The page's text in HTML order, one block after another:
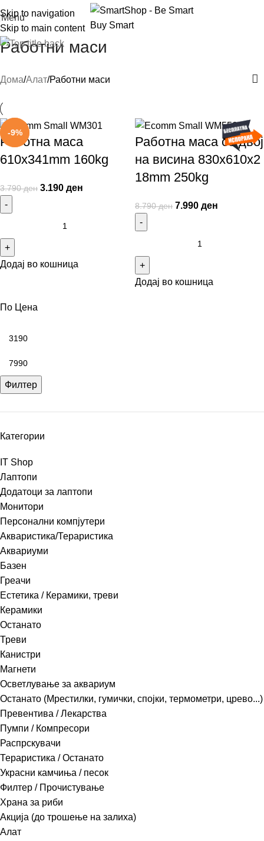
Skip to navigation
Skip to main content
Menu
Работни маси
По Цена
Филтер
Категории
IT Shop
Лаптопи
Додатоци за лаптопи
Монитори
Персонални компјутери
Акваристика/Тераристика
Аквариуми
Базен
Греачи
Естетика / Керамики, треви
Керамики
Останато
Треви
Канистри
Магнети
Осветлување за аквариум
Останато (Мрестилки, гумички, спојки, термометри, црево...)
Превентива / Лекарства
Пумпи / Компресори
Распрскувачи
Тераристика / Останато
Украсни камчиња / песок
Филтер / Прочистување
Храна за риби
Акција (до трошење на залиха)
Алат
Дома Алат Работни маси
-16%
Работна маса
610x341mm 160kg
3.790ден 3.190 ден
Додај во кошница
-9%
Работна маса со двој
на висина 830x610x2
18mm 250kg
8.790ден 7.990 ден
Додај во кошница